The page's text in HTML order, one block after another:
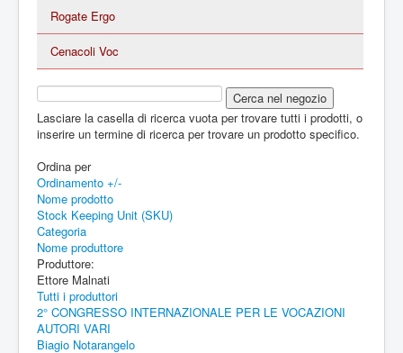
Rogate Ergo
Cenacoli Voc
Lasciare la casella di ricerca vuota per trovare tutti i prodotti, o
inserire un termine di ricerca per trovare un prodotto specifico.
Ordina per
Ordinamento +/-
Nome prodotto
Stock Keeping Unit (SKU)
Categoria
Nome produttore
Produttore:
Ettore Malnati
Tutti i produttori
2° CONGRESSO INTERNAZIONALE PER LE VOCAZIONI
AUTORI VARI
Biagio Notarangelo